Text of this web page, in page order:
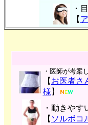
・
【
・医師が考案
【 お医者さ
様 】
・動きやす
【 ソルボコ